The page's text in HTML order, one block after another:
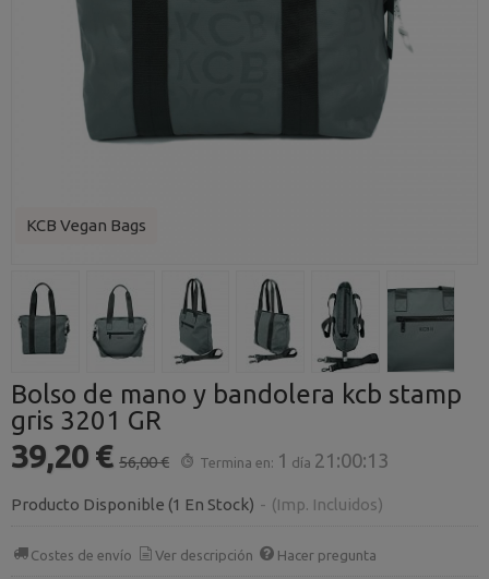
KCB Vegan Bags
Bolso de mano y bandolera kcb stamp
gris 3201 GR
39,20 € 56,00 € Termina en: 1 día 21:00:12
Producto Disponible (1 En Stock) - (Imp. Incluidos)
Costes de envío Ver descripción Hacer pregunta